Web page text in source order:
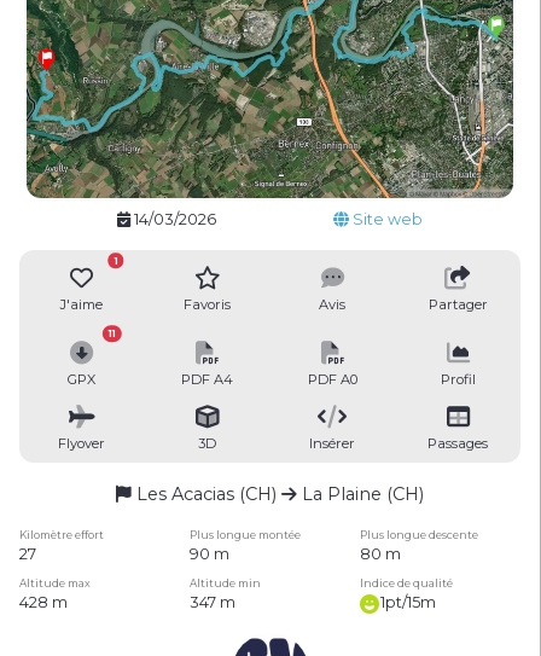
14/03/2026 Site web
J'aime
1
Favoris Avis Partager
GPX
11
PDF A4 PDF A0 Profil
Flyover 3D Insérer Passages
Les Acacias (CH) La Plaine (CH)
Kilomètre effort Plus longue montée Plus longue descente
27 90 m 80 m
Altitude max Altitude min Indice de qualité
428 m 347 m 1pt/15m